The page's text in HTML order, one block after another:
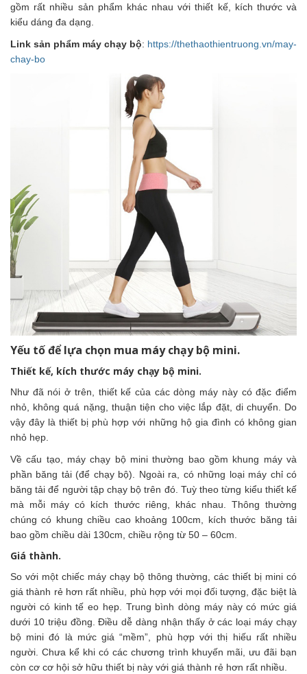
gồm rất nhiều sản phẩm khác nhau với thiết kế, kích thước và
kiểu dáng đa dạng.
Link sản phẩm máy chạy bộ: https://thethaothientruong.vn/may-
chay-bo
Yếu tố để lựa chọn mua máy chạy bộ mini.
Thiết kế, kích thước máy chạy bộ mini.
Như đã nói ở trên, thiết kế của các dòng máy này có đặc điểm
nhỏ, không quá nặng, thuận tiện cho việc lắp đặt, di chuyển. Do
vậy đây là thiết bị phù hợp với những hộ gia đình có không gian
nhỏ hẹp.
Về cấu tạo, máy chạy bộ mini thường bao gồm khung máy và
phần băng tải (để chạy bộ). Ngoài ra, có những loại máy chỉ có
băng tải để người tập chạy bộ trên đó. Tuỳ theo từng kiểu thiết kế
mà mỗi máy có kích thước riêng, khác nhau. Thông thường
chúng có khung chiều cao khoảng 100cm, kích thước băng tải
bao gồm chiều dài 130cm, chiều rộng từ 50 – 60cm.
Giá thành.
So với một chiếc máy chạy bộ thông thường, các thiết bị mini có
giá thành rẻ hơn rất nhiều, phù hợp với mọi đối tượng, đặc biệt là
người có kinh tế eo hẹp. Trung bình dòng máy này có mức giá
dưới 10 triệu đồng. Điều dễ dàng nhận thấy ở các loại máy chạy
bộ mini đó là mức giá “mềm”, phù hợp với thị hiếu rất nhiều
người. Chưa kể khi có các chương trình khuyến mãi, ưu đãi bạn
còn cơ cơ hội sở hữu thiết bị này với giá thành rẻ hơn rất nhiều.